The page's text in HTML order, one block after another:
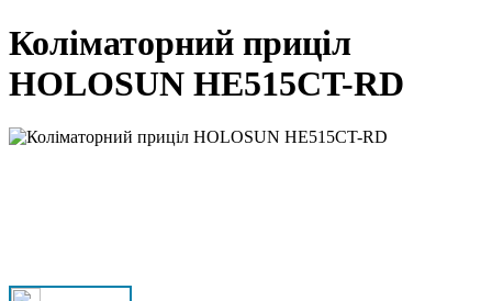
Коліматорний приціл
HOLOSUN HE515CT-RD